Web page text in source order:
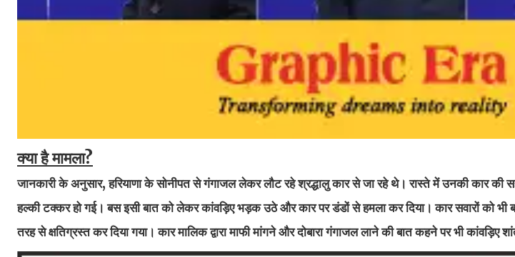
क्या है मामला?
जानकारी के अनुसार, हरियाणा के सोनीपत से गंगाजल लेकर लौट रहे श्रद्धालु कार से जा रहे थे। रास्ते में उनकी कार की
हल्की टक्कर हो गई। बस इसी बात को लेकर कांवड़िए भड़क उठे और कार पर डंडों से हमला कर दिया। कार सवारों को भी
तरह से क्षतिग्रस्त कर दिया गया। कार मालिक द्वारा माफी मांगने और दोबारा गंगाजल लाने की बात कहने पर भी कांवड़िए